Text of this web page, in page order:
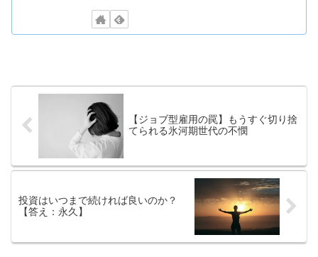
【ジョブ型雇用の罠】もうすぐ切り捨
てられる氷河期世代の不憫
投資はいつまで続ければ良いのか？
【答え：永久】